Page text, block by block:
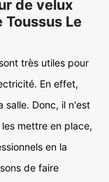
de velux
Le
très utiles pour
En effet,
salle. Donc, il n'est
mettre en place,
en la
de faire